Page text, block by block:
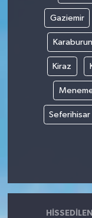
Gaziemir
Karaburun
Kiraz
Seferihisar
HISSEDILEN